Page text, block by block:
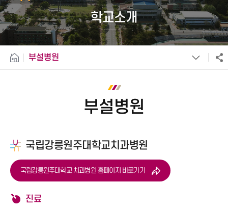
학교소개
부설병원
부설병원
국립강릉원주대학교치과병원
국립강릉원주대학교 치과병원 홈페이지 바로가기
진료